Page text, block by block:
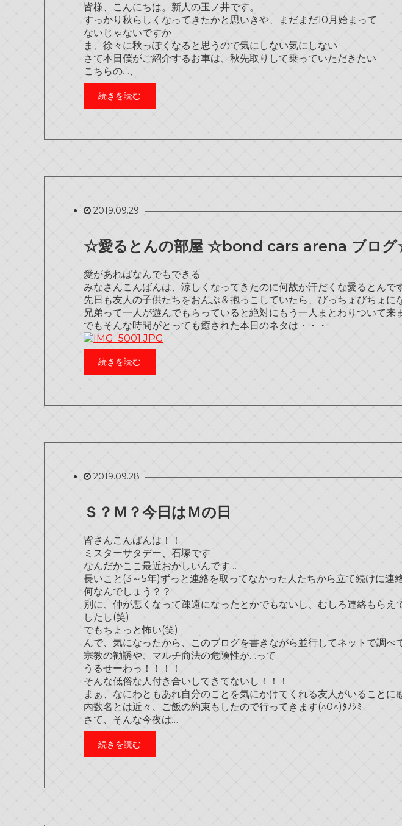
皆様、こんにちは。新人の玉ノ井です。
すっかり秋らしくなってきたかと思いきや、まだまだ10月始まって
ないじゃないですか
ま、徐々に秋っぽくなると思うので気にしない気にしない
さて本日僕がご紹介するお車は、秋先取りして乗っていただきたい
こちらの…、
続きを読む
2019.09.29
☆愛るとんの部屋 ☆bond cars arena ブロ
愛があればなんでもできる
みなさんこんばんは、涼しくなってきたのに何故か汗だくな愛るとんです
先日も友人の子供たちをおんぶ＆抱っこしていたら、びっちょびちょ
兄弟って一人が遊んでもらっていると絶対にもう一人まとわりついて来
でもそんな時間がとっても癒された本日のネタは・・・
続きを読む
2019.09.28
Ｓ？Ｍ？今日はＭの日
皆さんこんばんは！！
ミスターサタデー、石塚です
なんだかここ最近おかしいんです…
長いこと(3～5年)ずっと連絡を取ってなかった人たちから立て続けに連
何なんでしょう？？
別に、仲が悪くなって疎遠になったとかでもないし、むしろ連絡もら
したし(笑)
でもちょっと怖い(笑)
んで、気になったから、このブログを書きながら並行してネットで調べ
宗教の勧誘や、マルチ商法の危険性が…って
うるせーわっ！！！！
そんな低俗な人付き合いしてきてないし！！！
まぁ、なにわともあれ自分のことを気にかけてくれる友人がいること
内数名とは近々、ご飯の約束もしたので行ってきます(^0^)ﾀﾉｼﾐ
さて、そんな今夜は…
続きを読む